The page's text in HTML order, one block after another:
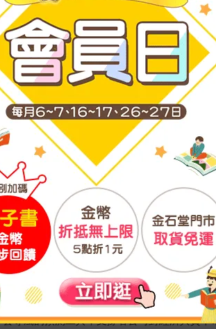
領導的團隊負責先鋒的研究與思想領導方
類別的投資解決方案；他同時也是先鋒固
經濟與市場、投資策略與資產類別、投資
專屬的預測工具，支撐著公司對經濟與資本